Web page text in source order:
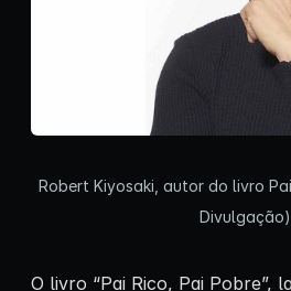
Robert Kiyosaki, autor do livro
Divulgação)
O livro “Pai Rico, Pai Pobre”,